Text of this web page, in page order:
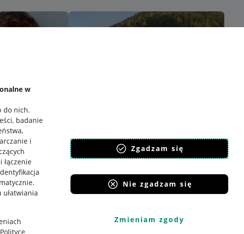
w
do nich.
badanie
i
łączenie
.
Zgadzam się
Nie zgadzam się
Zmieniam zgody